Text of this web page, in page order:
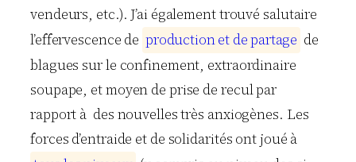
vendeurs, etc.). J’ai également trouvé salutaire
l’effervescence de productionet departage de
blagues sur le confinement, extraordinaire
soupape, et moyen de prise de recul par
rapport à des nouvelles très anxiogènes. Les
forces d’entraide et de solidarités ont joué à